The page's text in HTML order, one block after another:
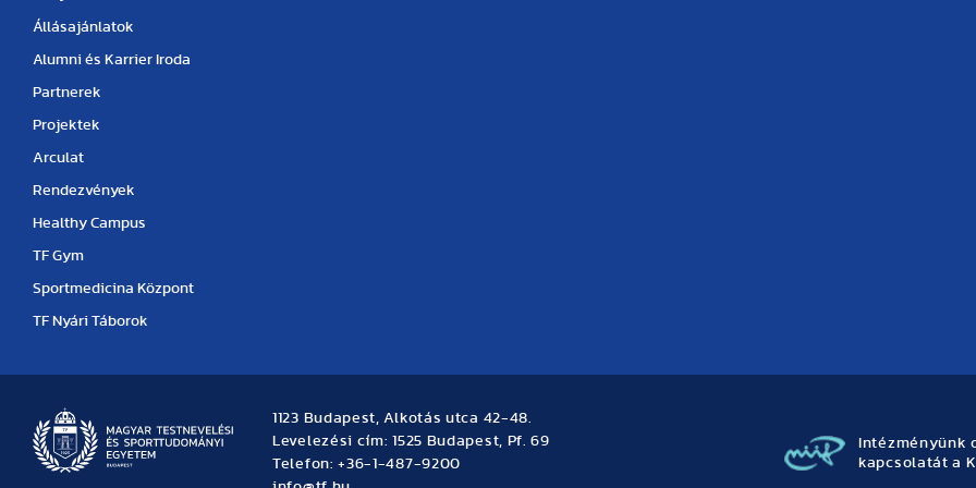
Állásajánlatok
Alumni és Karrier Iroda
Partnerek
Projektek
Arculat
Rendezvények
Healthy Campus
TF Gym
Sportmedicina Központ
TF Nyári Táborok
1123 Budapest, Alkotás utca 42-48.
Levelezési cím: 1525 Budapest, Pf. 69
Telefon: +36-1-487-9200
Intézményünk
kapcsolatát a